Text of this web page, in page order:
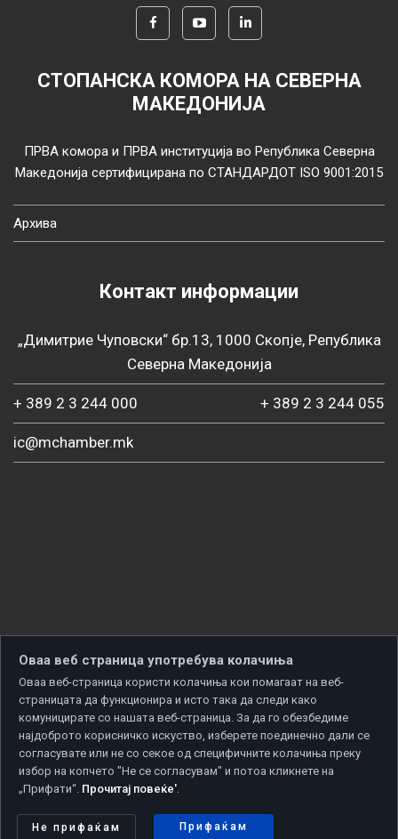
СТОПАНСКА КОМОРА НА СЕВЕРНА
МАКЕДОНИЈА
ПРВА комора и ПРВА институција во Република Северна
Македонија сертифицирана по СТАНДАРДОТ ISO 9001:2015
Архива
Контакт информации
„Димитрие Чуповски“ бр.13, 1000 Скопје, Република
Северна Македонија
+ 389 2 3 244 000 + 389 2 3 244 055
ic@mchamber.mk
Copyright © 2026 Developed by
Политика за приватност | Политика за колачиња
Оваа веб страница употребува колачиња
Оваа веб-страница користи колачиња кои помагаат на веб-
страницата да функционира и исто така да следи како
комуницирате со нашата веб-страница. За да го обезбедиме
најдоброто корисничко искуство, изберете поединечно дали се
согласувате или не со секое од специфичните колачиња преку
избор на копчето "Не се согласувам" и потоа кликнете на
„Прифати“. Прочитај повеќе'.
Не прифаќам Прифаќам